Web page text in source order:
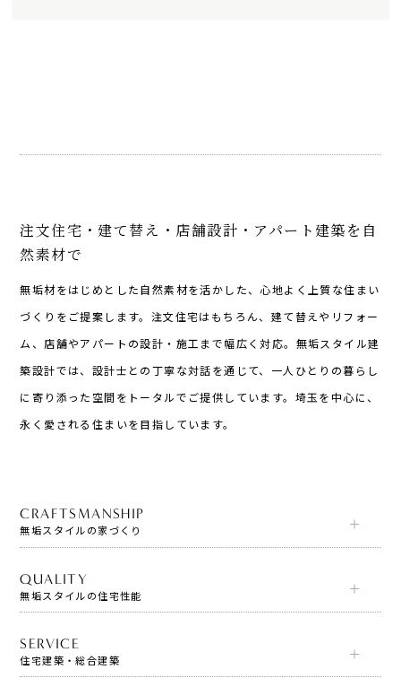
注文住宅・建て替え・店舗設計・アパート建築を自
然素材で
無垢材をはじめとした自然素材を活かした、心地よく上質な住まい
づくりをご提案します。注文住宅はもちろん、建て替えやリフォー
ム、店舗やアパートの設計・施工まで幅広く対応。無垢スタイル建
築設計では、設計士との丁寧な対話を通じて、一人ひとりの暮らし
に寄り添った空間をトータルでご提供しています。埼玉を中心に、
永く愛される住まいを目指しています。
CRAFTSMANSHIP
無垢スタイルの家づくり
QUALITY
無垢スタイルの住宅性能
SERVICE
住宅建築・総合建築